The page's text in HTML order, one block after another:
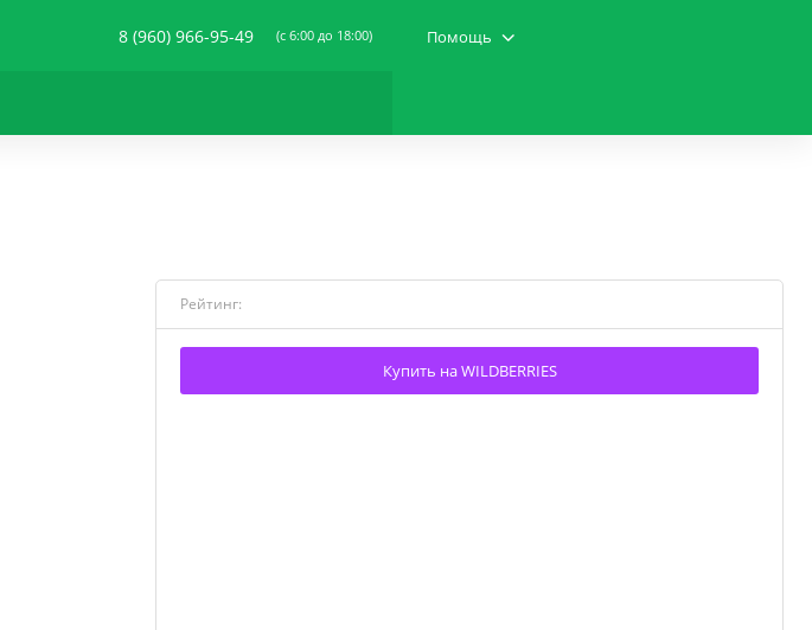
8 (960) 966-95-49 (c 6:00 до 18:00) Помощь
Рейтинг:
Купить на WILDBERRIES